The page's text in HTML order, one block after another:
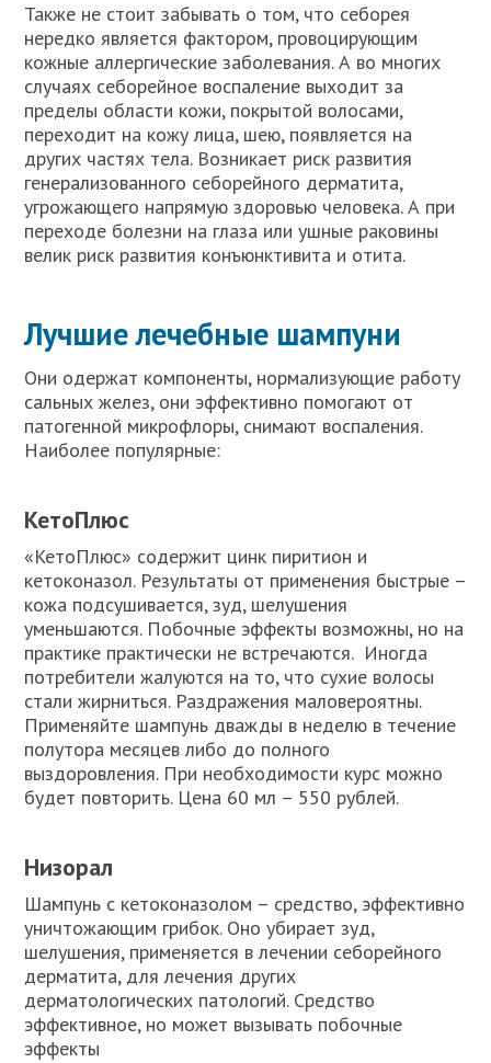
Также не стоит забывать о том, что себорея
нередко является фактором, провоцирующим
кожные аллергические заболевания. А во многих
случаях себорейное воспаление выходит за
пределы области кожи, покрытой волосами,
переходит на кожу лица, шею, появляется на
других частях тела. Возникает риск развития
генерализованного себорейного дерматита,
угрожающего напрямую здоровью человека. А при
переходе болезни на глаза или ушные раковины
велик риск развития конъюнктивита и отита.
Лучшие лечебные шампуни
Они одержат компоненты, нормализующие работу
сальных желез, они эффективно помогают от
патогенной микрофлоры, снимают воспаления.
Наиболее популярные:
КетоПлюс
«КетоПлюс» содержит цинк пиритион и
кетоконазол. Результаты от применения быстрые –
кожа подсушивается, зуд, шелушения
уменьшаются. Побочные эффекты возможны, но на
практике практически не встречаются. Иногда
потребители жалуются на то, что сухие волосы
стали жирниться. Раздражения маловероятны.
Применяйте шампунь дважды в неделю в течение
полутора месяцев либо до полного
выздоровления. При необходимости курс можно
будет повторить. Цена 60 мл – 550 рублей.
Низорал
Шампунь с кетоконазолом – средство, эффективно
уничтожающим грибок. Оно убирает зуд,
шелушения, применяется в лечении себорейного
дерматита, для лечения других
дерматологических патологий. Средство
эффективное, но может вызывать побочные
эффекты